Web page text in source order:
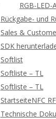
RGB-LED-
Rückgabe- und
Sales &
SDK
Softlist
Softliste – TL
Softliste – TL
StartseiteNFC
Technische